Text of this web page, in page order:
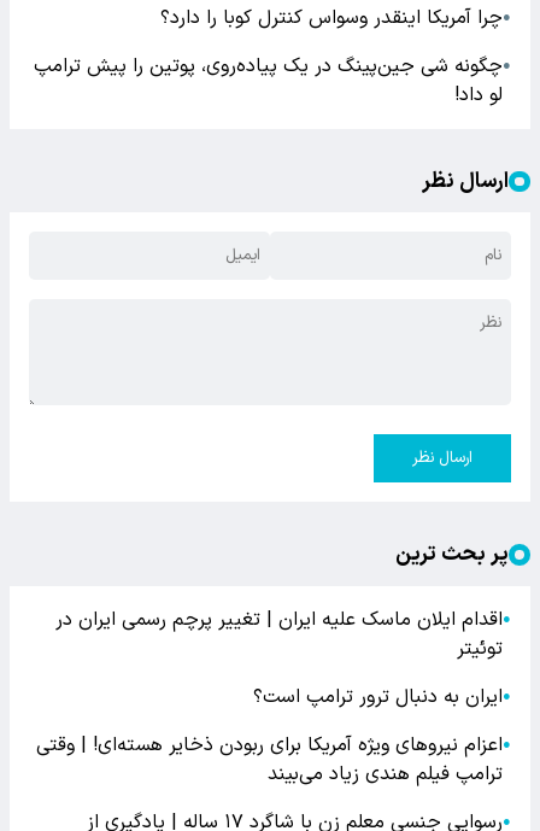
●چرا آمریکا اینقدر وسواس کنترل کوبا را دارد؟
●چگونه شی جین‌پینگ در یک پیاده‌روی، پوتین را پیش ترامپ
لو داد!
ارسال نظر
ارسال نظر
پر بحث ترین
●اقدام ایلان ماسک علیه ایران | تغییر پرچم رسمی ایران در
توئیتر
●ایران به دنبال ترور ترامپ است؟
●اعزام نیروهای ویژه آمریکا برای ربودن ذخایر هسته‌ای! | وقتی
ترامپ فیلم هندی زیاد می‌بیند
●
رسوایی جنسی معلم زن با شاگرد ۱۷ ساله | یادگیری از